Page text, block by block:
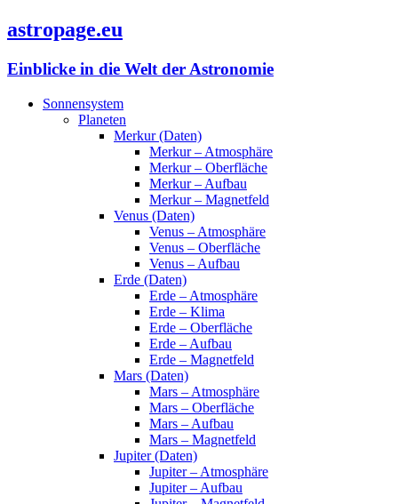
astropage.eu
Einblicke in die Welt der Astronomie
Sonnensystem
Planeten
Merkur (Daten)
Merkur – Atmosphäre
Merkur – Oberfläche
Merkur – Aufbau
Merkur – Magnetfeld
Venus (Daten)
Venus – Atmosphäre
Venus – Oberfläche
Venus – Aufbau
Erde (Daten)
Erde – Atmosphäre
Erde – Klima
Erde – Oberfläche
Erde – Aufbau
Erde – Magnetfeld
Mars (Daten)
Mars – Atmosphäre
Mars – Oberfläche
Mars – Aufbau
Mars – Magnetfeld
Jupiter (Daten)
Jupiter – Atmosphäre
Jupiter – Aufbau